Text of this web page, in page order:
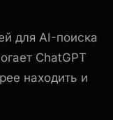
для AI-поиска
ChatGPT
находить и